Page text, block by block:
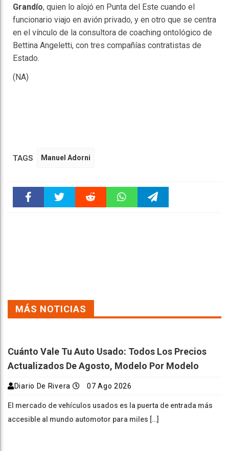
Grandío, quien lo alojó en Punta del Este cuando el
funcionario viajo en avión privado, y en otro que se centra
en el vínculo de la consultora de coaching ontológico de
Bettina Angeletti, con tres compañías contratistas de
Estado.
(NA)
TAGS Manuel Adorni
MÁS NOTICIAS
Cuánto Vale Tu Auto Usado: Todos Los Precios
Actualizados De Agosto, Modelo Por Modelo
Diario De Rivera 07 Ago 2026
El mercado de vehículos usados es la puerta de entrada más
accesible al mundo automotor para miles […]